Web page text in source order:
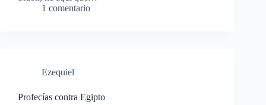
1 comentario
Ezequiel
Profecías contra Egipto